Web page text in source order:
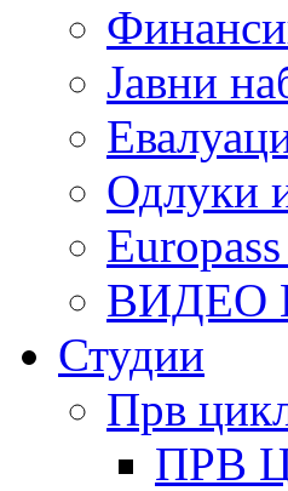
Јавни
Одлуки
ВИДЕО
Студии
Прв
ПРВ